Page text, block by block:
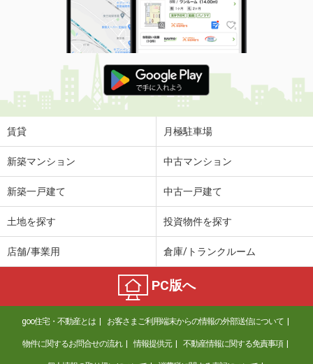
賃貸 月極駐車場
新築マンション 中古マンション
新築一戸建て 中古一戸建て
土地を探す 投資物件を探す
店舗/事業用 倉庫/トランクルーム
PC版へ
goo住宅・不動産とは お客さまご利用端末からの情報の外部送信について
物件に関するお問合せの流れ 情報提供元 不動産情報に関する免責事項